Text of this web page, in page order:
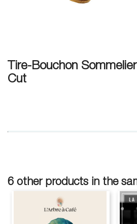
Tire-Bouchon
Cut
6 other products in the